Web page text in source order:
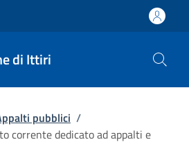
di Ittiri
pubblici /
corrente dedicato ad appalti e